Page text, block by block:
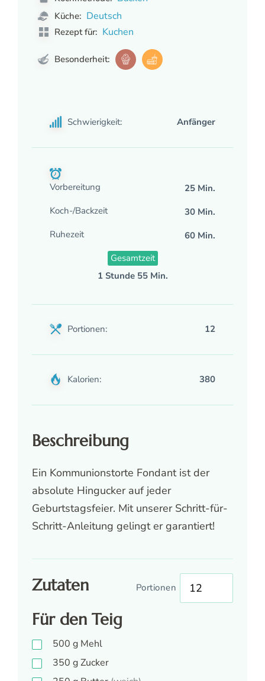
Küche: Deutsch
Rezept für: Kuchen
Besonderheit:
Schwierigkeit: Anfänger
Vorbereitung
25 Min.
Koch-/Backzeit
30 Min.
Ruhezeit
60 Min.
Gesamtzeit
1 Stunde 55 Min.
Portionen: 12
Kalorien: 380
Beschreibung
Ein Kommunionstorte Fondant ist der
absolute Hingucker auf jeder
Geburtstagsfeier. Mit unserer Schritt-für-
Schritt-Anleitung gelingt er garantiert!
Zutaten Portionen
Für den Teig
500 g Mehl
350 gZucker